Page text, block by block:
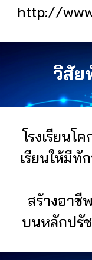
http://
วิสัย
โรงเรียน
เรียนให้มีทั
สร้างอาชี
บนหลักปรั